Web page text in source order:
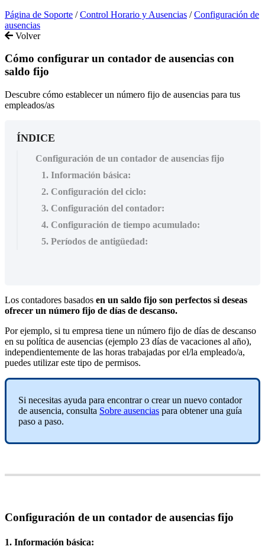
Página de Soporte / Control Horario y Ausencias / Configuración de
ausencias
Volver
Cómo configurar un contador de ausencias con
saldo fijo
Descubre cómo establecer un número fijo de ausencias para tus
empleados/as
ÍNDICE
Configuración de un contador de ausencias fijo
1. Información básica:
2. Configuración del ciclo:
3. Configuración del contador:
4. Configuración de tiempo acumulado:
5. Períodos de antigüedad:
Los contadores basados en un saldo fijo son perfectos si deseas
ofrecer un número fijo de días de descanso.
Por ejemplo, si tu empresa tiene un número fijo de días de descanso
en su política de ausencias (ejemplo 23 días de vacaciones al año),
independientemente de las horas trabajadas por el/la empleado/a,
puedes utilizar este tipo de permisos.
Si necesitas ayuda para encontrar o crear un nuevo contador
de ausencia, consulta Sobre ausencias para obtener una guía
paso a paso.
Configuración de un contador de ausencias fijo
1. Información básica: